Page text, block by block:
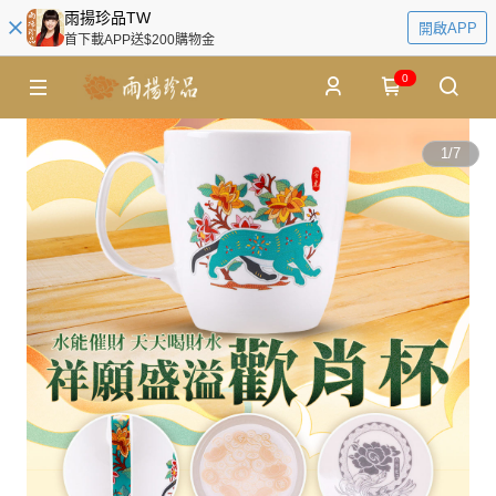
雨揚珍品TW
首下載APP送$200購物金
開啟APP
0
1/7